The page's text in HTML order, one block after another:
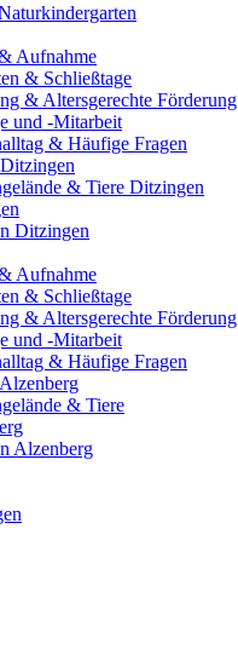
Aufnahme
& Schließtage
& Altersgerechte Förderung
und -Mitarbeit
& Häufige Fragen
& Tiere Ditzingen
Ditzingen
Aufnahme
& Schließtage
& Altersgerechte Förderung
und -Mitarbeit
& Häufige Fragen
& Tiere
Alzenberg